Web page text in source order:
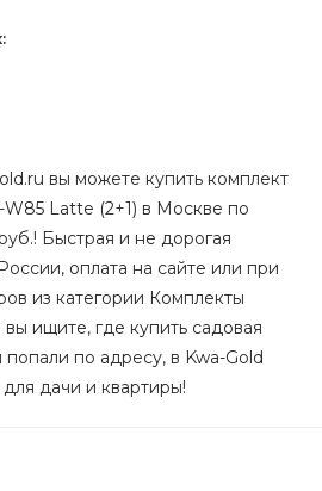
вы можете купить комплект
Latte (2+1) в Москве по
Быстрая и не дорогая
оплата на сайте или при
из категории Комплекты
ищите, где купить садовая
по адресу, в Kwa-Gold
дачи и квартиры!